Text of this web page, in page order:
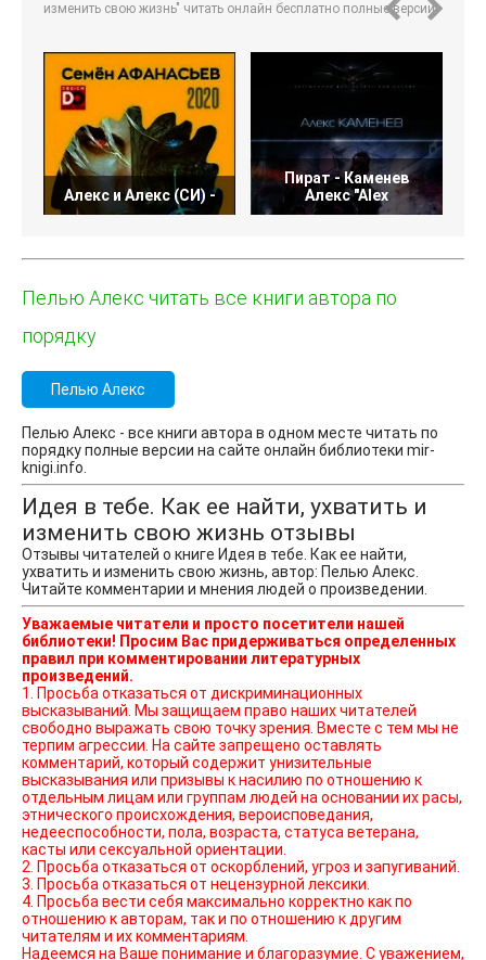
изменить свою жизнь" читать онлайн бесплатно полные версии.
Алекс и Алекс (СИ) -
Пират - Каменев
Алекс "Alex
Пелью Алекс читать все книги автора по
порядку
Пелью Алекс
Пелью Алекс - все книги автора в одном месте читать по
порядку полные версии на сайте онлайн библиотеки mir-
knigi.info.
Идея в тебе. Как ее найти, ухватить и
изменить свою жизнь отзывы
Отзывы читателей о книге Идея в тебе. Как ее найти,
ухватить и изменить свою жизнь, автор: Пелью Алекс.
Читайте комментарии и мнения людей о произведении.
Уважаемые читатели и просто посетители нашей
библиотеки! Просим Вас придерживаться определенных
правил при комментировании литературных
произведений.
1. Просьба отказаться от дискриминационных
высказываний. Мы защищаем право наших читателей
свободно выражать свою точку зрения. Вместе с тем мы не
терпим агрессии. На сайте запрещено оставлять
комментарий, который содержит унизительные
высказывания или призывы к насилию по отношению к
отдельным лицам или группам людей на основании их расы,
этнического происхождения, вероисповедания,
недееспособности, пола, возраста, статуса ветерана,
касты или сексуальной ориентации.
2. Просьба отказаться от оскорблений, угроз и запугиваний.
3. Просьба отказаться от нецензурной лексики.
4. Просьба вести себя максимально корректно как по
отношению к авторам, так и по отношению к другим
читателям и их комментариям.
Надеемся на Ваше понимание и благоразумие. С уважением,